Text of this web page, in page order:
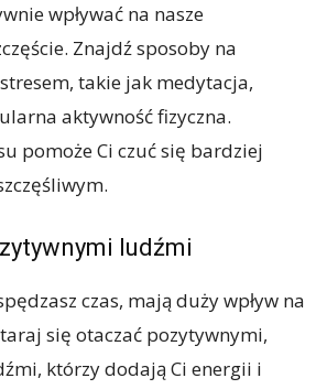
wpływać na nasze
Znajdź sposoby na
takie jak medytacja,
aktywność fizyczna.
pomoże Ci czuć się bardziej
ludźmi
czas, mają duży wpływ na
się otaczać pozytywnymi,
którzy dodają Ci energii i